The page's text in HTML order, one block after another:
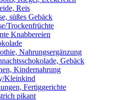
Reis
süßes Gebäck
Trockenfrüchte
Knabbereien
Nahrungsergänzung
Gebäck
Kindernahrung
Kleinkind
Fertiggerichte
pikant